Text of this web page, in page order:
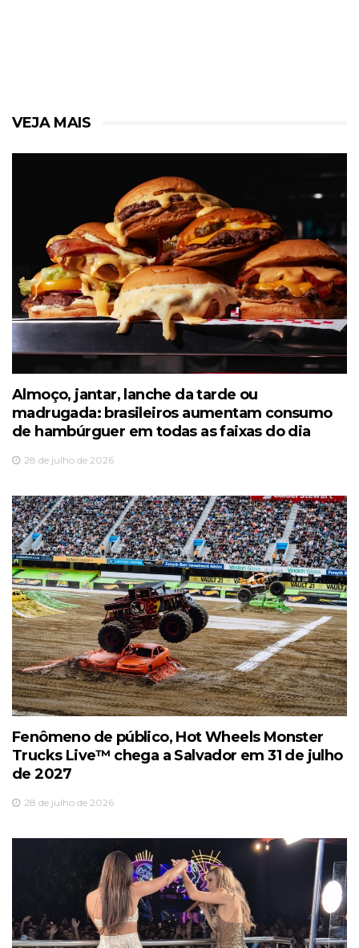
VEJA MAIS
Almoço, jantar, lanche da tarde ou
madrugada: brasileiros aumentam consumo
de hambúrguer em todas as faixas do dia
28 de julho de 2026
Fenômeno de público, Hot Wheels Monster
Trucks Live™️ chega a Salvador em 31 de julho
de 2027
28 de julho de 2026